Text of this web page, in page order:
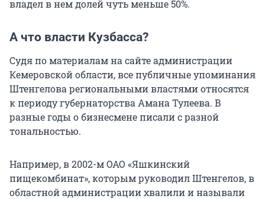
владел в нем долей чуть меньше 50%.
А что власти Кузбасса?
Судя по материалам на сайте администрации
Кемеровской области, все публичные упоминания
Штенгелова региональными властями относятся
к периоду губернаторства Амана Тулеева. В
разные годы о бизнесмене писали с разной
тональностью.
Например, в 2002-м ОАО «Яшкинский
пищекомбинат», которым руководил Штенгелов, в
областной администрации хвалили и называли